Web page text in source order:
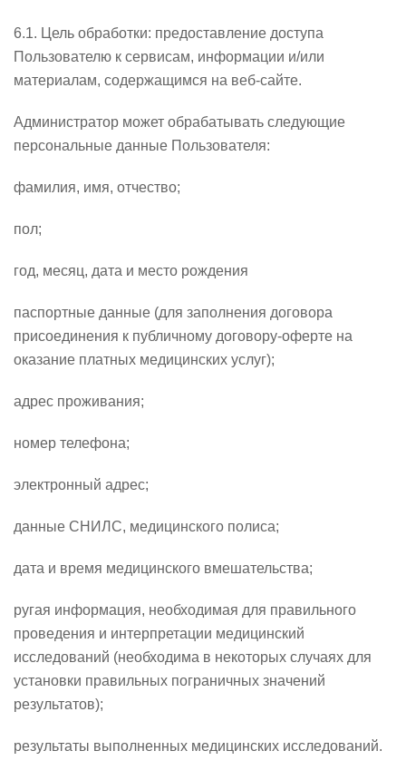
6.1. Цель обработки: предоставление доступа
Пользователю к сервисам, информации и/или
материалам, содержащимся на веб-сайте.
Администратор может обрабатывать следующие
персональные данные Пользователя:
фамилия, имя, отчество;
пол;
год, месяц, дата и место рождения
паспортные данные (для заполнения договора
присоединения к публичному договору-оферте на
оказание платных медицинских услуг);
адрес проживания;
номер телефона;
электронный адрес;
данные СНИЛС, медицинского полиса;
дата и время медицинского вмешательства;
ругая информация, необходимая для правильного
проведения и интерпретации медицинский
исследований (необходима в некоторых случаях для
установки правильных пограничных значений
результатов);
результаты выполненных медицинских исследований.